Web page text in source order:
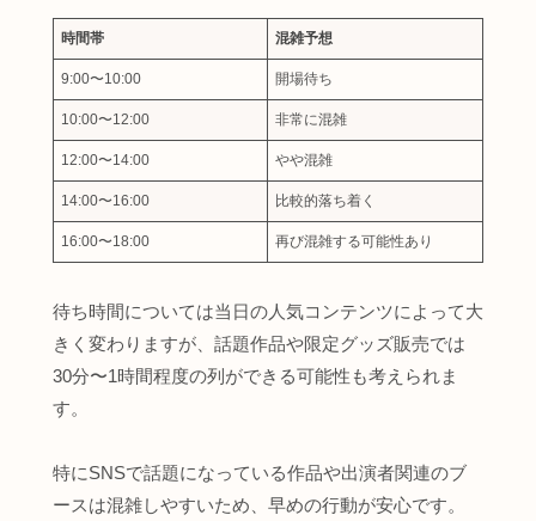
時間帯 混雑予想
9:00〜10:00 開場待ち
10:00〜12:00 非常に混雑
12:00〜14:00 やや混雑
14:00〜16:00 比較的落ち着く
16:00〜18:00 再び混雑する可能性あり
待ち時間については当日の人気コンテンツによって大
きく変わりますが、話題作品や限定グッズ販売では
30分〜1時間程度の列ができる可能性も考えられま
す。
特にSNSで話題になっている作品や出演者関連のブ
ースは混雑しやすいため、早めの行動が安心です。